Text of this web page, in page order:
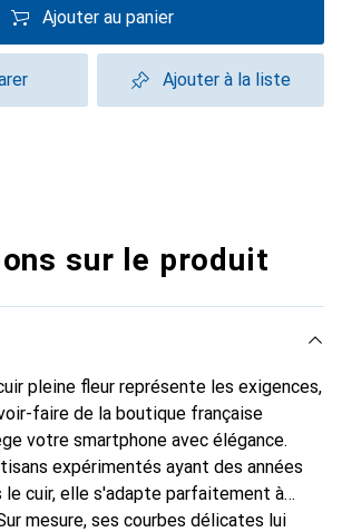
Ajouter au panier
Ajouter à la liste
sur le produit
pleine fleur représente les exigences,
faire de la boutique française
votre smartphone avec élégance.
expérimentés ayant des années
le cuir, elle s'adapte parfaitement à
mesure, ses courbes délicates lui